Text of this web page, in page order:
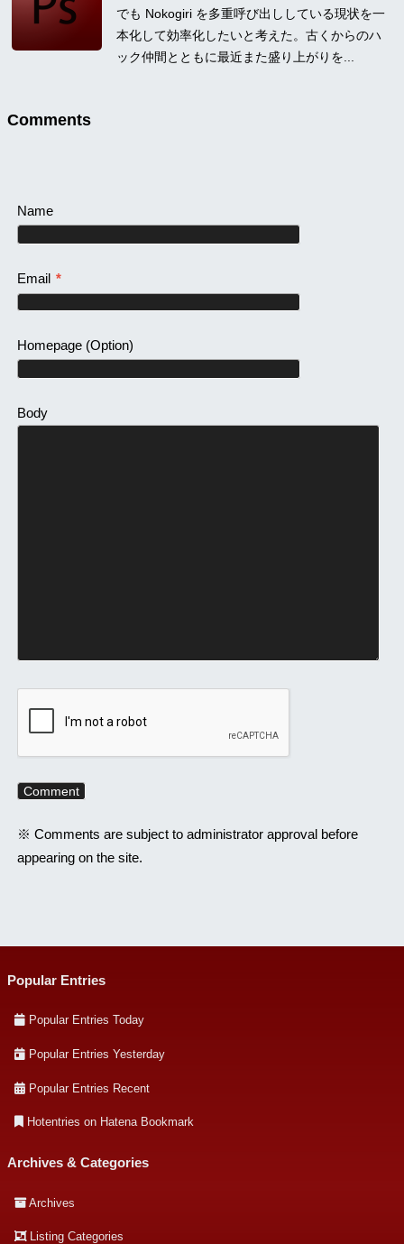
でも Nokogiri を多重呼び出ししている現状を一
本化して効率化したいと考えた。古くからのハ
ック仲間とともに最近また盛り上がりを...
Comments
Name
Email *
Homepage(Option)
Body
※ Comments are subject to administrator approval before
appearing on the site.
Popular Entries
Popular Entries Today
Popular Entries Yesterday
Popular Entries Recent
Hotentries on Hatena Bookmark
Archives & Categories
Archives
Listing Categories